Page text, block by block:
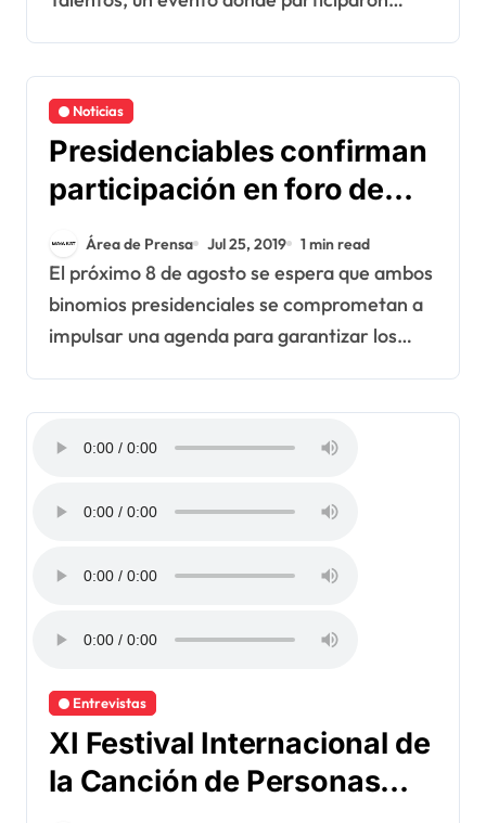
Noticias
Presidenciables confirman
participación en foro de
personas con
discapacidad
Área de Prensa Jul 25, 2019 1 min read
El próximo 8 de agosto se espera que ambos
binomios presidenciales se comprometan a
impulsar una agenda para garantizar los…
Entrevistas
XI Festival Internacional de
la Canción de Personas